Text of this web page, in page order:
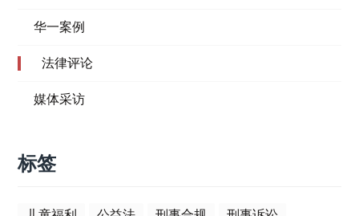
华一案例
法律评论
媒体采访
标签